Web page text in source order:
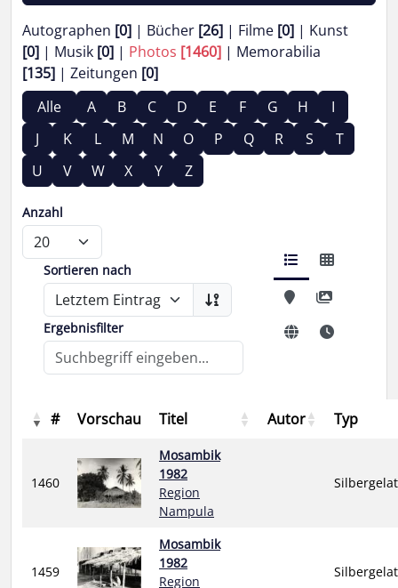
Autographen [0] Bücher [26] Filme [0]
Kunst
[0]
Musik [0] Photos [1460]
Memorabilia
[135]
Zeitungen [0]
Alle
A B C D E F G H
I
J
K L M N O P Q R S
T
U
V W X Y Z
Anzahl
Sortieren nach
Ergebnisfilter
# Vorschau Titel Autor Typ
1460
Mosambik
1982
Region
Nampula
1459
Mosambik
1982
Region